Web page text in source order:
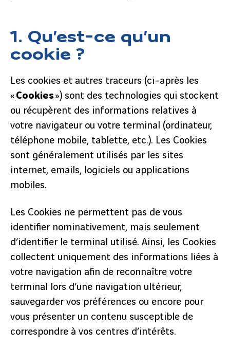
1. Qu’est-ce qu’un
cookie ?
Les cookies et autres traceurs (ci-après les
«Cookies») sont des technologies qui stockent
ou récupèrent des informations relatives à
votre navigateur ou votre terminal (ordinateur,
téléphone mobile, tablette, etc.). Les Cookies
sont généralement utilisés par les sites
internet, emails, logiciels ou applications
mobiles.
Les Cookies ne permettent pas de vous
identifier nominativement, mais seulement
d’identifier le terminal utilisé. Ainsi, les Cookies
collectent uniquement des informations liées à
votre navigation afin de reconnaître votre
terminal lors d’une navigation ultérieur,
sauvegarder vos préférences ou encore pour
vous présenter un contenu susceptible de
correspondre à vos centres d’intérêts.